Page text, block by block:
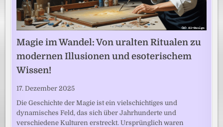
Magie im Wandel: Von uralten Ritualen zu
modernen Illusionen und esoterischem
Wissen!
17. Dezember 2025
Die Geschichte der Magie ist ein vielschichtiges und
dynamisches Feld, das sich über Jahrhunderte und
verschiedene Kulturen erstreckt. Ursprünglich waren